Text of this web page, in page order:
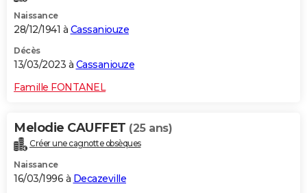
COPAINS D'AVANT
S'inscrire
Se connecter
Lycées
Collèges
Primaires
Universités
Entreprises
Service militaire
Avis de recherche
AVIS DE DÉCÈS
Naissance
28/12/1941 à Cassaniouze
Décès
13/03/2023 à Cassaniouze
Famille FONTANEL
Melodie CAUFFET (25 ans)
Créer une cagnotte obsèques
Naissance
16/03/1996 à Decazeville